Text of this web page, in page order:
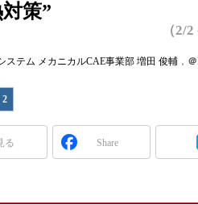
IIFES
ジャパンモビリティショー
スマート工場EXPO
EdgeTech+
Windows Embedded
車載ソフト開発
策”
（2/
ステム メカニカルCAE事業部 増田 俊輔 ，
2
る Share